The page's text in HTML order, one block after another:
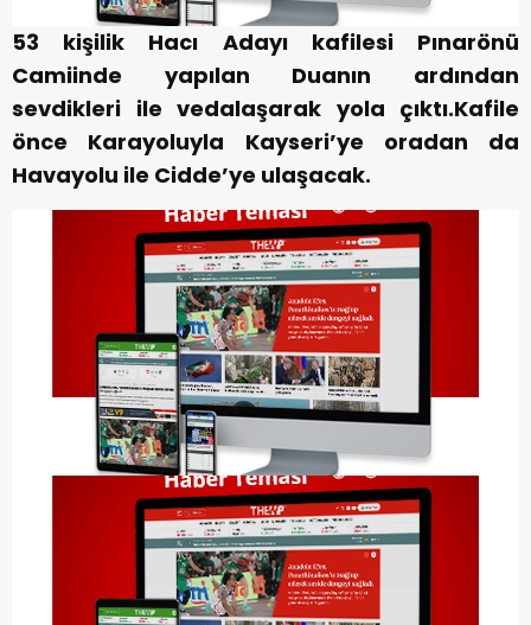
53 kişilik Hacı Adayı kafilesi Pınarönü
Camiinde yapılan Duanın ardından
sevdikleri ile vedalaşarak yola çıktı.Kafile
önce Karayoluyla Kayseri’ye oradan da
Havayolu ile Cidde’ye ulaşacak.